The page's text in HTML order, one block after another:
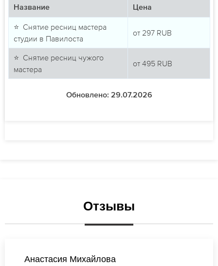
Название Цена
⭐ Снятие ресниц мастера
студии в Павилоста
от 297 RUB
⭐ Снятие ресниц чужого
мастера
от 495 RUB
Обновлено: 29.07.2026
Отзывы
Наталья Смирнова